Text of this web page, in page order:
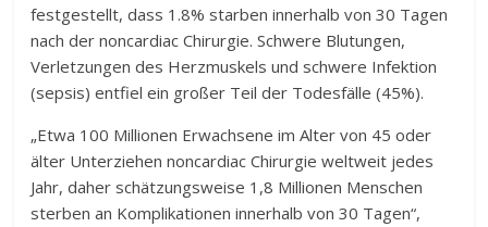
festgestellt, dass 1.8% starben innerhalb von 30 Tagen
nach der noncardiac Chirurgie. Schwere Blutungen,
Verletzungen des Herzmuskels und schwere Infektion
(sepsis) entfiel ein großer Teil der Todesfälle (45%).
„Etwa 100 Millionen Erwachsene im Alter von 45 oder
älter Unterziehen noncardiac Chirurgie weltweit jedes
Jahr, daher schätzungsweise 1,8 Millionen Menschen
sterben an Komplikationen innerhalb von 30 Tagen“,